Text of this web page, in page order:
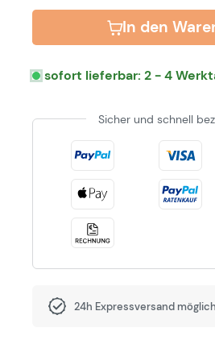
In den
sofort lieferbar: 2 - 4
Sicher und schnell
24h Expressversand möglich